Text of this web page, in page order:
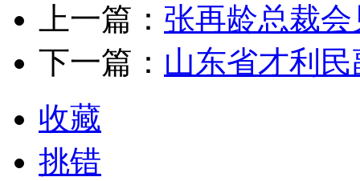
上一篇： 张再龄总裁
下一篇： 山东省才利
收藏
挑错